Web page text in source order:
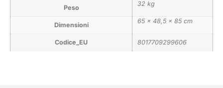
Peso
32 kg
Dimensioni
65 × 48,5 × 85 cm
Codice_EU 8017709299606